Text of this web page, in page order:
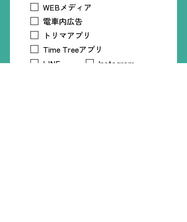
WEBメディア
電車内広告
トリマアプリ
Time Treeアプリ
LINE
Instagram